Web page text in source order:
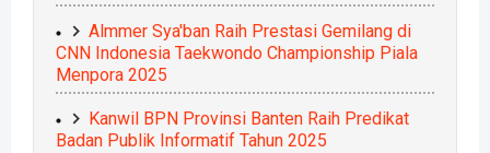
Almmer Sya'ban Raih Prestasi Gemilang di
CNN Indonesia Taekwondo Championship Piala
Menpora 2025
Kanwil BPN Provinsi Banten Raih Predikat
Badan Publik Informatif Tahun 2025